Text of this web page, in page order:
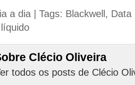
a dia | Tags: Blackwell , Data
Clécio Oliveira
todos os posts de Clécio